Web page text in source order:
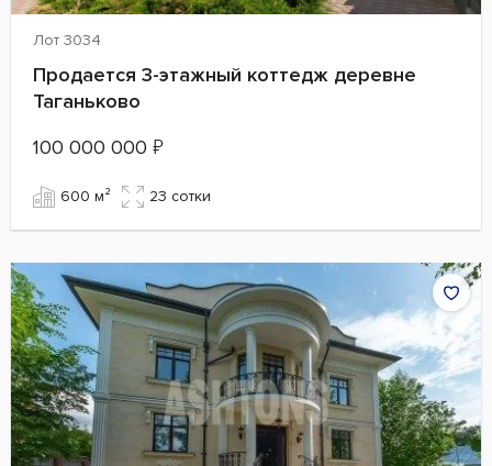
Лот 3034
Продается 3-этажный коттедж деревне
Таганьково
100 000 000 ₽
600 м² 23 сотки